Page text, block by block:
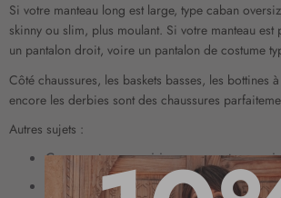
Si votre manteau long est large, type caban
skinny ou slim, plus moulant. Si votre manteau
un pantalon droit, voire un pantalon de costume
Côté chaussures, les baskets basses, les bottines
encore les derbies sont des chaussures
Autres sujets :
Comment accessoiriser un manteau
Comment bien porter un manteau